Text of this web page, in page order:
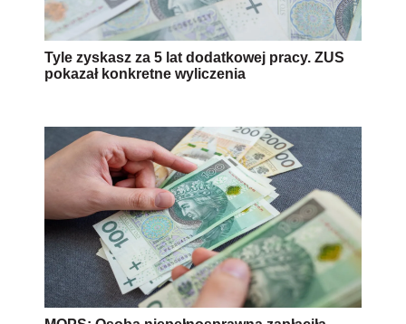
Tyle zyskasz za 5 lat dodatkowej pracy. ZUS
pokazał konkretne wyliczenia